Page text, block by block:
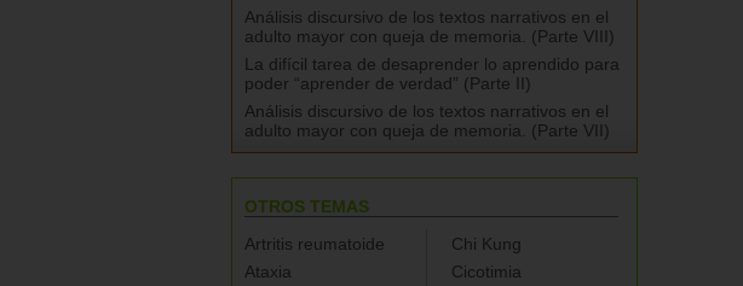
Análisis discursivo de los textos narrativos en el
adulto mayor con queja de memoria. (Parte VIII)
La difícil tarea de desaprender lo aprendido para
poder “aprender de verdad” (Parte II)
Análisis discursivo de los textos narrativos en el
adulto mayor con queja de memoria. (Parte VII)
OTROS TEMAS
Artritis reumatoide
Ataxia
Chi Kung
Cicotimia